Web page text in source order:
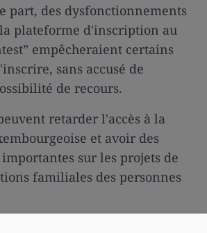
part, des dysfonctionnements
plateforme d'inscription au
empêcheraient certains
sans accusé de
de recours.
retarder l'accès à la
et avoir des
sur les projets de
familiales des personnes